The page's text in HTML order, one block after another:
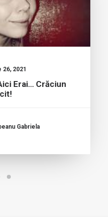
2021
Erai… Crăciun
Gabriela